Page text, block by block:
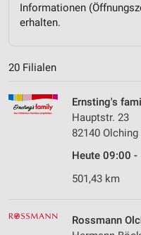
Informationen
erhalten.
20 Filialen
Ernsting's
Hauptstr. 23
82140 Olching
Heute 09:00 -
501,43 km
Rossmann